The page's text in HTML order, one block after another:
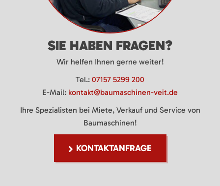
SIE HABEN FRAGEN?
Wir helfen Ihnen gerne weiter!
Tel.: 07157 5299 200
E-Mail: kontakt@baumaschinen-veit.de
Ihre Spezialisten bei Miete, Verkauf und Service von
Baumaschinen!
KONTAKTANFRAGE